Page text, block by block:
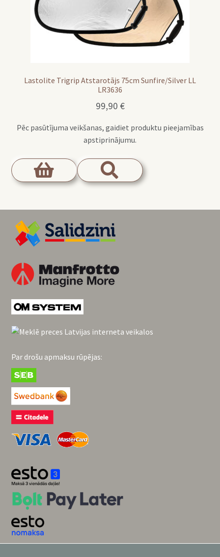
Lastolite Trigrip Atstarotājs 75cm Sunfire/Silver LL
LR3636
99,90 €
Pēc pasūtījuma veikšanas, gaidiet produktu pieejamības
apstiprinājumu.
Par drošu apmaksu rūpējas: